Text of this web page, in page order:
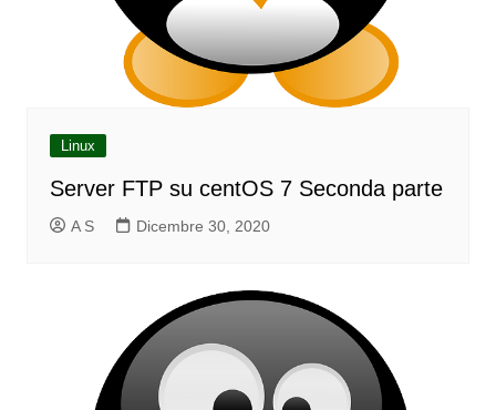
Linux
Server FTP su centOS 7 Seconda parte
A S Dicembre 30, 2020